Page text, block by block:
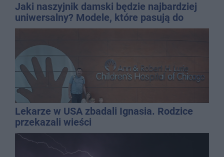
Jaki naszyjnik damski będzie najbardziej
uniwersalny? Modele, które pasują do
wielu stylizacji
Lekarze w USA zbadali Ignasia. Rodzice
przekazali wieści